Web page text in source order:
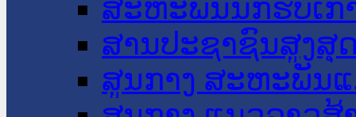
ສະຫະພັນນັກຮົບເກົ່
ສານປະຊາຊົນສູງສຸ
ສູນກາງ ສະຫະພັນ